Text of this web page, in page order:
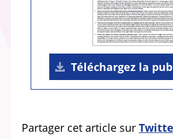
Téléchargez la
Partager cet article sur